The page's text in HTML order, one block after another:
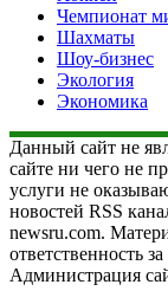
Чемпионат
Шахматы
Шоу-бизнес
Экология
Экономика
Данный сайт не
сайте ни чего не
услуги не
новостей RSS
newsru.com.
ответственность
Администрация